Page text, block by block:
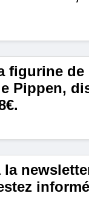
figurine de
Pippen,
informé